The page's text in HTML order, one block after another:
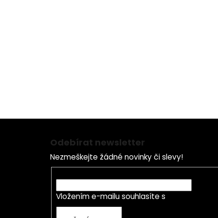
Z
Odebírat newsletter
Nezmeškejte žádné novinky či slevy!
Vložením e-mailu souhlasíte s